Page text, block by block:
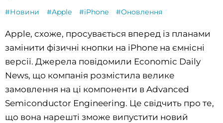
#Новини #Apple #iPhone #Оновлення
Apple, схоже, просувається вперед із планами
замінити фізичні кнопки на iPhone на ємнісні
версії. Джерела повідомили Economic Daily
News, що компанія розмістила велике
замовлення на ці компоненти в Advanced
Semiconductor Engineering. Це свідчить про те,
що вона нарешті зможе випустити новий